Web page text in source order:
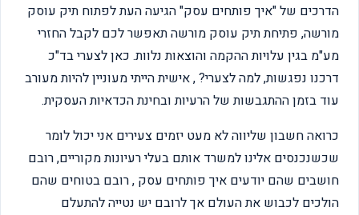
הדרכים של "איך פותחים עסק" הגיעה העת לפתוח תיק עוסק
מורשה, פתיחת תיק עוסק מורשה תאפשר לכם לקבל החזרי
מע"מ בגין עלויות ההקמה והוצאות נלוות. כאן לצערי בד"כ
דרכנו נפגשות, למה לצערי? , אישית הייתי מעוניין להיות מעורב
עוד בזמן ההתגבשות של הרעיות ובחינת הכדאיות העסקית.
כרואה חשבון שליווה לא מעט יזמים צעירים אני יכול לומר
שכשנכנסים אלינו למשרד אותם בעלי רעיונות מקוריים, רובם
חושבים שהם יודעים איך פותחים עסק , רובם בטוחים שהם
הולכים לכבוש את העולם אך לרובם יש נטייה להתעלם